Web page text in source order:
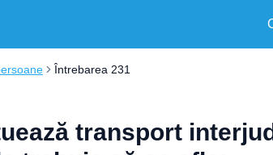
Întrebarea 231
transport